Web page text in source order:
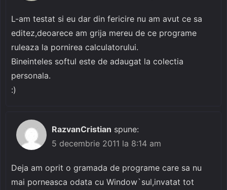
L-am testat si eu dar din fericire nu am avut ce sa
editez,deoarece am grija mereu de ce programe
ruleaza la pornirea calculatorului.
Bineinteles softul este de adaugat la colectia
personala.
:)
RazvanCristian spune:
5 decembrie 2011 la 8:14 am
Deja am oprit o gramada de programe care sa nu
mai porneasca odata cu Window`sul,invatat tot